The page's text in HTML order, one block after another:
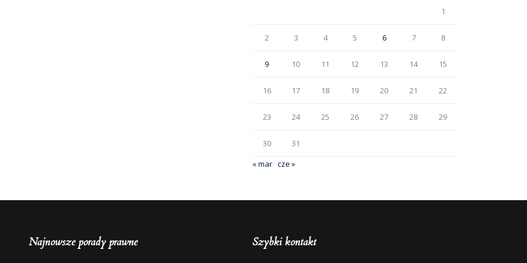
1
2 3 4 5 6 7 8
9 10 11 12 13 14 15
16 17 18 19 20 21 22
23 24 25 26 27 28 29
30
31
« mar cze »
Najnowsze porady prawne Szybki kontakt